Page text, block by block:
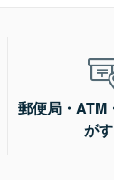
郵便局・ATM
がす